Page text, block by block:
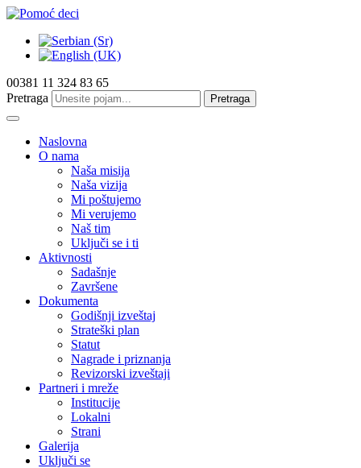
00381 11 324 83 65
Pretraga
Pretraga
Naslovna
O nama
Naša misija
Naša vizija
Mi poštujemo
Mi verujemo
Naš tim
Uključi se i ti
Aktivnosti
Sadašnje
Završene
Dokumenta
Godišnji izveštaj
Strateški plan
Statut
Nagrade i priznanja
Revizorski izveštaji
Partneri i mreže
Institucije
Lokalni
Strani
Galerija
Uključi se